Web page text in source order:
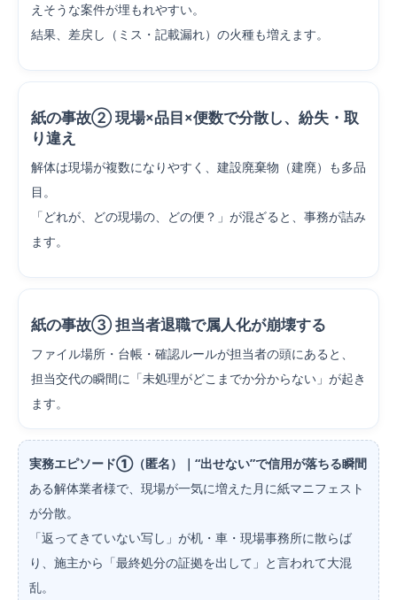
えそうな案件が埋もれやすい。
結果、差戻し（ミス・記載漏れ）の火種も増えます。
紙の事故② 現場×品目×便数で分散し、紛失・取
り違え
解体は現場が複数になりやすく、建設廃棄物（建廃）も多品
目。
「どれが、どの現場の、どの便？」が混ざると、事務が詰み
ます。
紙の事故③ 担当者退職で属人化が崩壊する
ファイル場所・台帳・確認ルールが担当者の頭にあると、
担当交代の瞬間に「未処理がどこまでか分からない」が起き
ます。
実務エピソード①（匿名）｜“出せない”で信用が落ちる瞬間
ある解体業者様で、現場が一気に増えた月に紙マニフェスト
が分散。
「返ってきていない写し」が机・車・現場事務所に散らば
り、施主から「最終処分の証拠を出して」と言われて大混
乱。